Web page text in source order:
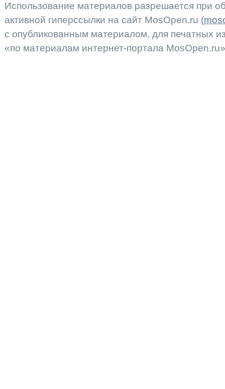
Использование материалов разрешается при
активной гиперссылки на сайт MosOpen.ru (
с опубликованным материалом, для печатных
«по материалам интернет-портала